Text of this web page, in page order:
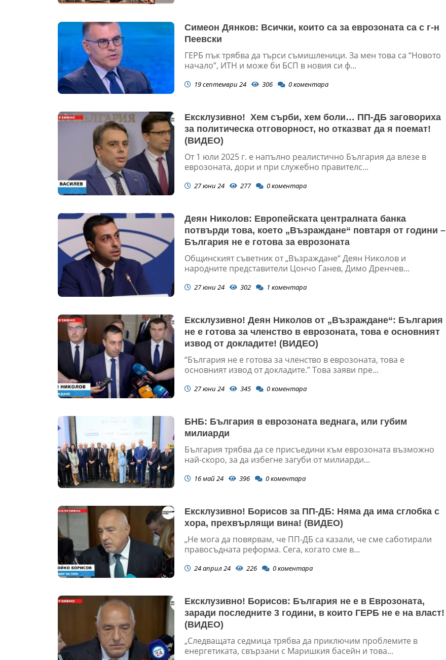
Симеон Дянков: Всички, които са за еврозоната са с г-н
Пеевски
ГЕРБ пък трябва да търси съмишленици. За мен това са “Новото
начало”, ИТН и може би БСП в новия си ф...
19 септември 24 306 0коментара
Ексклузивно! Хем сърби, хем боли… ПП-ДБ заговориха
за политическа отговорност, но отказват да я поемат!
(ВИДЕО)
От 1 юли 2025 г. е напълно реалистично България да влезе в
еврозоната, дори и при служебно правителс...
27 юни 24 277 0коментара
Деян Николов: Европейската централната банка
потвърди това, което „Възраждане“ повтаря от години –
България не е готова за еврозоната
Общинският съветник от „Възраждане“ Деян Николов и
народните представители Цончо Ганев, Димо Дренчев...
27 юни 24 302 1 коментара
Ексклузивно! Деян Николов от „Възраждане“: България
не е готова за членство в еврозоната, това е основният
извод от докладите! (ВИДЕО)
“България не е готова за членство в еврозоната, това е
основният извод от докладите.” Това заяви пре...
27 юни 24 345 0коментара
БНБ: България в еврозоната веднага, или губим
милиарди
България трябва да се присъедини към еврозоната възможно
най-скоро, за да избегне загуби от милиарди...
16 май 24 396 0коментара
Ексклузивно! Борисов за ПП-ДБ: Няма да има сглобка с
хора, прехвърлящи вина! (ВИДЕО)
„Не мога да повярвам, че ПП-ДБ са казали, че сме саботирали
правосъдната реформа. Сега, когато сме в...
24 април 24 226 0коментара
Ексклузивно! Борисов: България не е в Еврозоната,
заради последните 3 години, в които ГЕРБ не е на власт!
(ВИДЕО)
„Следващата седмица трябва да приключим проблемите в
енергетиката, свързани с Маришкия басейн и това...